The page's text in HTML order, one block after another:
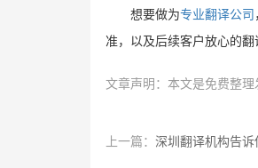
想要做为专业翻译公司
准，以及后续客户放心的
文章声明：本文是免费整
上一篇： 深圳翻译机构告